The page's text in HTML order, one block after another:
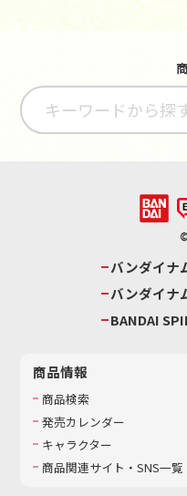
バンダイナ
バンダイナ
BANDAI
商品情報
商品検索
発売カレンダー
キャラクター
商品関連サイト・SNS一覧